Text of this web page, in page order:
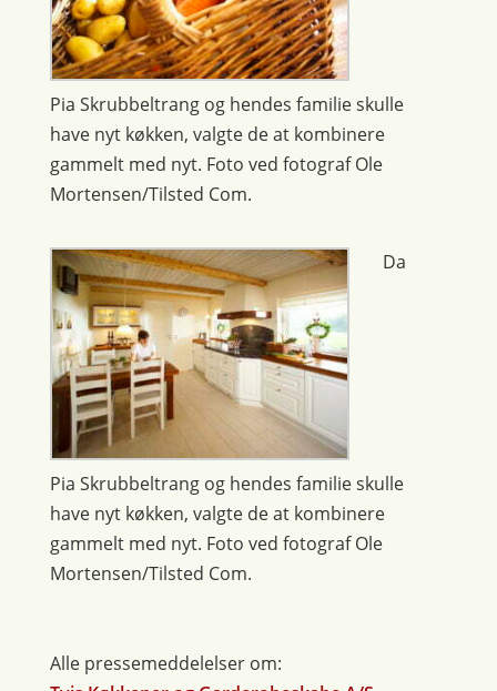
Pia Skrubbeltrang og hendes familie skulle
have nyt køkken, valgte de at kombinere
gammelt med nyt. Foto ved fotograf Ole
Mortensen/Tilsted Com.
Da
Pia Skrubbeltrang og hendes familie skulle
have nyt køkken, valgte de at kombinere
gammelt med nyt. Foto ved fotograf Ole
Mortensen/Tilsted Com.
Alle pressemeddelelser om: